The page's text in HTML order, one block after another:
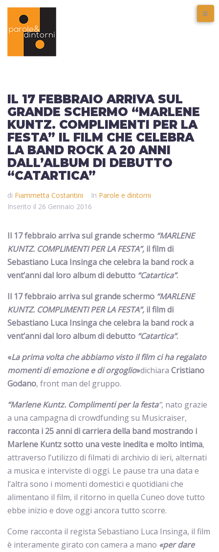
IL 17 FEBBRAIO ARRIVA SUL
GRANDE SCHERMO “MARLENE
KUNTZ. COMPLIMENTI PER LA
FESTA” IL FILM CHE CELEBRA
LA BAND ROCK A 20 ANNI
DALL’ALBUM DI DEBUTTO
“CATARTICA”
di Fiammetta Costantini In Parole e dintorni
Inserito il 26 Gennaio 2016
Il 17 febbraio arriva sul grande schermo “MARLENE
KUNTZ. COMPLIMENTI PER LA FESTA”, il film di
Sebastiano Luca Insinga che celebra la band rock a
vent’anni dal loro album di debutto “Catartica”.
Il 17 febbraio arriva sul grande schermo “MARLENE
KUNTZ. COMPLIMENTI PER LA FESTA”, il film di
Sebastiano Luca Insinga che celebra la band rock a
vent’anni dal loro album di debutto “Catartica”.
«La prima volta che abbiamo visto il film ci ha regalato
momenti di emozione e di orgoglio»dichiara Cristiano
Godano, front man del gruppo.
“Marlene Kuntz. Complimenti per la festa”, nato grazie
a una campagna di crowdfunding su Musicraiser,
racconta i 25 anni di carriera della band mostrando i
Marlene Kuntz sotto una veste inedita e molto intima,
attraverso l’utilizzo di filmati di archivio di ieri, alternati
a musica e interviste di oggi. Le pause tra una data e
l’altra sono i momenti domestici e quotidiani che
alimentano il film, il ritorno in quella Cuneo dove tutto
ebbe inizio e dove oggi ancora tutto scorre.
Come racconta il regista Sebastiano Luca Insinga, il film
è interamente girato con camera a mano «per dare